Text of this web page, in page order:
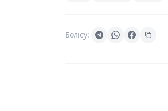
Бөлісу: